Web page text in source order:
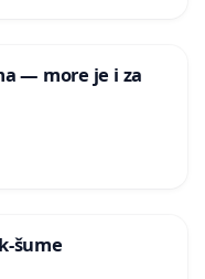
— more je i za
šume